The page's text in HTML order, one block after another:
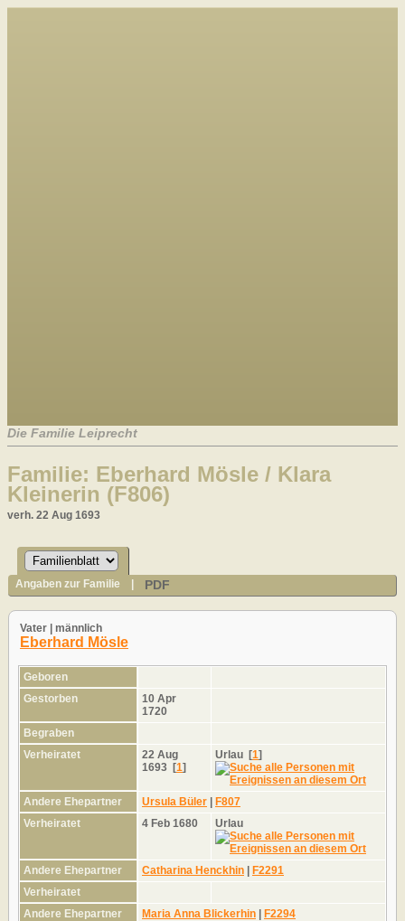
Die Familie Leiprecht
Familie: Eberhard Mösle / Klara
Kleinerin (F806)
verh. 22 Aug 1693
Angaben zur Familie PDF
Vater | männlich
Eberhard Mösle
Geboren
Gestorben
10 Apr
1720
Begraben
Verheiratet
22 Aug
1693 [1]
Urlau [1]
Andere Ehepartner Ursula Büler | F807
Verheiratet
4 Feb 1680 Urlau
Andere Ehepartner Catharina Henckhin | F2291
Verheiratet
Andere Ehepartner
Maria Anna Blickerhin | F2294